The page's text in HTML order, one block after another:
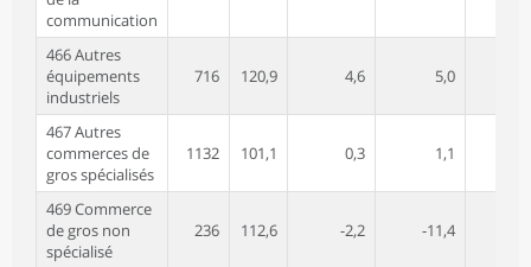
communication
466 Autres
équipements
industriels
716 120,9 4,6 5,0
467 Autres
commerces de
gros spécialisés
1132 101,1 0,3 1,1
469 Commerce
de gros non
spécialisé
236 112,6 -2,2 -11,4